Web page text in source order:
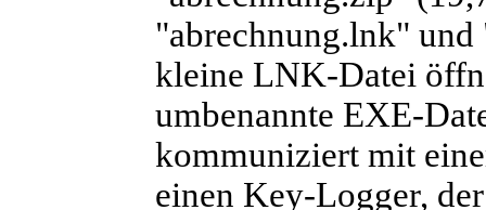
"abrechnung.lnk" und
kleine LNK-Datei
umbenannte EXE-
kommuniziert mit
einen Key-Logger,